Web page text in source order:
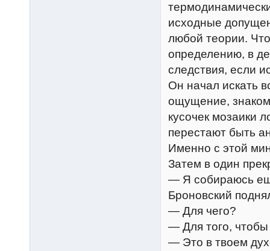
исходные
любой теории.
определению, в
следствия, если
Он начал искать
ощущение,
кусочек мозаики
перестают быть
Именно с этой
Затем в один
— Я собираюсь
Броновский
— Для чего?
— Для того,
— Это в твоем